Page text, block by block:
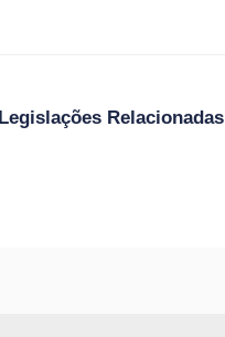
Legislações Relacionadas